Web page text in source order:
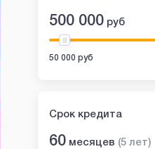
500 000 руб
50 000 руб
Срок кредита
60 месяцев (5 лет)